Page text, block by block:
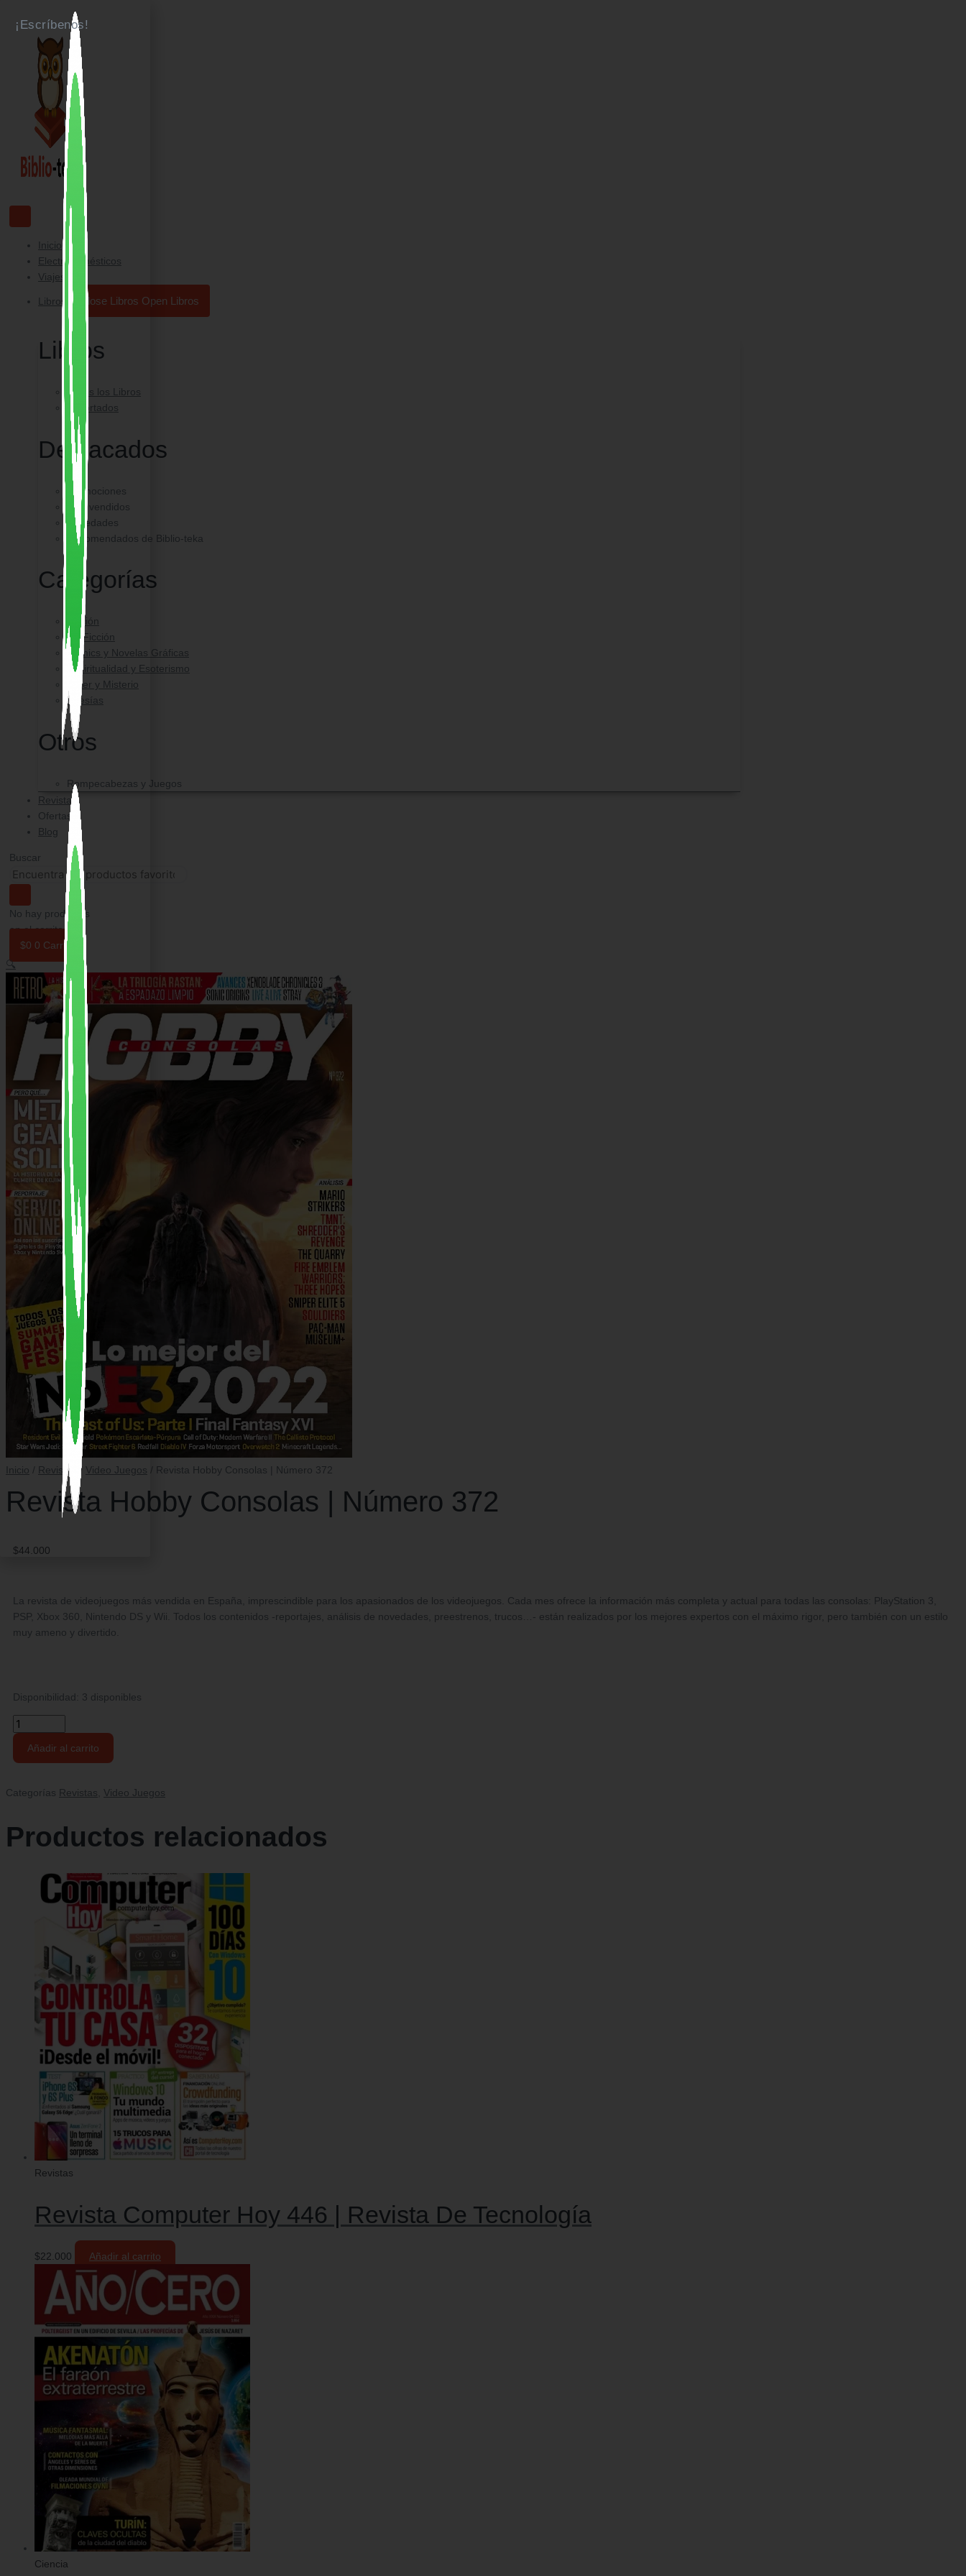
contenido
Inicio
Electrodomésticos
Viajes
Libros Close Libros Open Libros
Libros
Todos los Libros
Importados
Destacados
Promociones
Más vendidos
Novedades
Recomendados de Biblio-teka
Categorías
Ficción
No Ficción
Comics y Novelas Gráficas
Espiritualidad y Esoterismo
Triller y Misterio
Poesías
Otros
Rompecabezas y Juegos
Revistas
Ofertas
Blog
Buscar
No hay productos
en el carrito.
$0 0 Carrito
🔍
Inicio / Revistas / Video Juegos / Revista Hobby Consolas | Número 372
Revista Hobby Consolas | Número 372
$44.000
La revista de videojuegos más vendida en España, imprescindible para los apasionados de los videojuegos. Cada mes ofrece la información más completa y actual para todas las consolas: PlayStation 3,
PSP, Xbox 360, Nintendo DS y Wii. Todos los contenidos -reportajes, análisis de novedades, preestrenos, trucos…- están realizados por los mejores expertos con el máximo rigor, pero también con un estilo
muy ameno y divertido.
Disponibilidad: 3 disponibles
Revista
Hobby
Consolas
372
Añadir al carrito
Categorías Revistas Video Juegos
Productos relacionados
Revistas
Revista Computer Hoy 446 | Revista De Tecnología
$22.000 Añadir al carrito
Ciencia
¡Escríbenos!